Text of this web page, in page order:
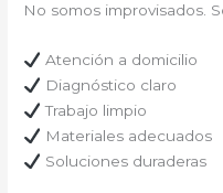
No somos improvisados.
Atención a domicilio
Diagnóstico claro
Trabajo limpio
Materiales adecuados
Soluciones duraderas